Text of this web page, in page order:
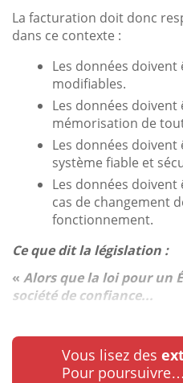
La facturation doit donc
dans ce contexte :
Les données
modifiables.
Les données doivent
mémorisation de
Les données
système fiable et
Les données
cas de changement
fonctionnement.
Ce que dit la législation :
« Alors que la loi pour un
société de confiance...
Vous lisez des
Pour poursuivre…